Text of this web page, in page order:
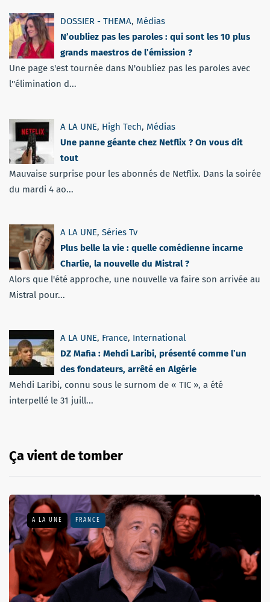
DOSSIER - THEMA, Médias
N’oubliez pas les paroles : qui sont les 10 plus
grands maestros de l’émission ?
Une page s'est tournée dans N'oubliez pas les paroles avec
l''élimination d...
A LA UNE, High Tech, Médias
Une panne géante chez Netflix ? On vous dit
tout
Mauvaise surprise pour les abonnés de Netflix. Dans la soirée
du mardi 4 ao...
A LA UNE, Séries Tv
Plus belle la vie : quelle comédienne incarne
Charlie, la nouvelle du Mistral ?
Alors que l'été approche, une nouvelle va faire son arrivée au
Mistral pour...
A LA UNE, France, International
DZ Mafia : Mehdi Laribi, présenté comme l’un
des fondateurs, arrêté en Algérie
Mehdi Laribi, connu sous le surnom de « TIC », a été
interpellé le 31 juill...
Ça vient de tomber
A LA UNE FRANCE